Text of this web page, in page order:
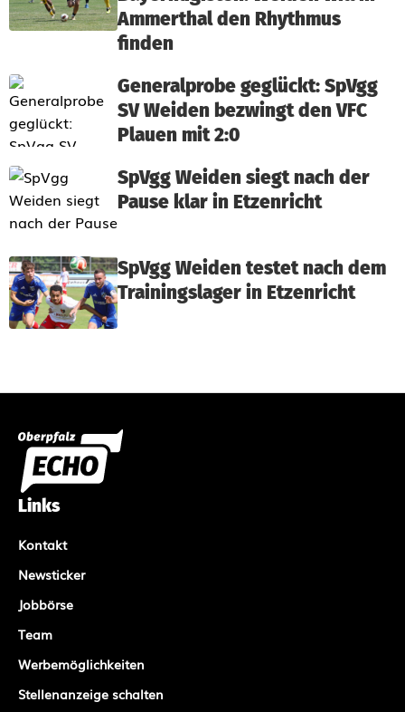
Ammerthal den Rhythmus
finden
Generalprobe geglückt: SpVgg
SV Weiden bezwingt den VFC
Plauen mit 2:0
SpVgg Weiden siegt nach der
Pause klar in Etzenricht
SpVgg Weiden testet nach dem
Trainingslager in Etzenricht
Links
Kontakt
Newsticker
Jobbörse
Team
Werbemöglichkeiten
Stellenanzeige schalten